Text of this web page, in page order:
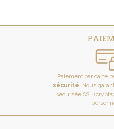
Paiement par carte
sécurité. Nous
sécursée SSL